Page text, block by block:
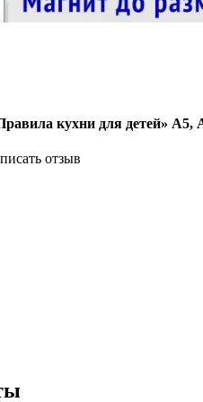
кухни для детей» А5,
отзыв